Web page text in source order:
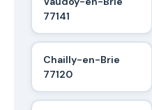
77141
Chailly-en-Brie
77120